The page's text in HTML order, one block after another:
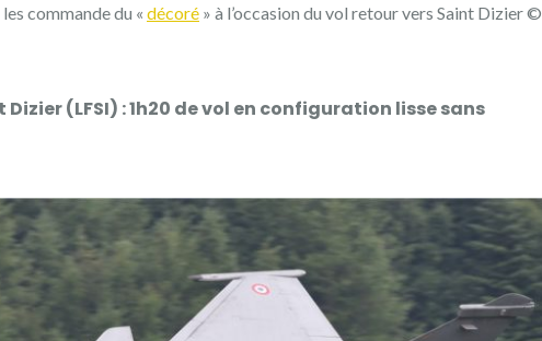
commande du « décoré » à l’occasion du vol retour vers Saint Dizier ©
Dizier (LFSI) : 1h20 de vol en configuration lisse sans